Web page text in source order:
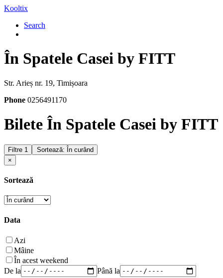
Kooltix
Search
În Spatele Casei by FITT
Str. Arieș nr. 19, Timișoara
Phone 0256491170
Bilete În Spatele Casei by FITT
Filtre 1
Sortează: În curând
×
Sortează
Data
Azi
Mâine
În acest weekend
De la
Până la